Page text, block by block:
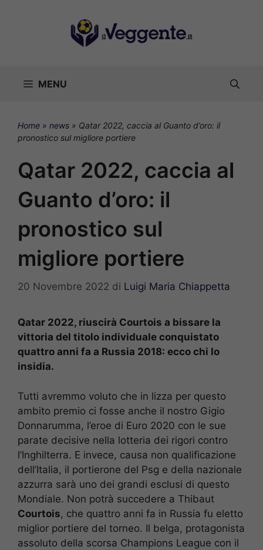
MENU
Home » news » Qatar 2022, caccia al Guanto d’oro: il
pronostico sul migliore portiere
Qatar 2022, caccia al
Guanto d’oro: il
pronostico sul
migliore portiere
20 Novembre 2022 di Luigi Maria Chiappetta
Qatar 2022, riuscirà Courtois a bissare la
vittoria del titolo individuale conquistato
quattro anni fa a Russia 2018: ecco chi lo
insidia.
Tutti avremmo voluto che in lizza per questo
ambito premio ci fosse anche il nostro Gigio
Donnarumma, l’eroe di Euro 2020 con le sue
parate decisive nella lotteria dei rigori contro
l’Inghilterra. E invece, causa non qualificazione
dell’Italia, il portierone del Psg e della nazionale
azzurra sarà uno dei grandi esclusi di questo
Mondiale. Non potrà succedere a Thibaut
Courtois, che quattro anni fa in Russia fu eletto
miglior portiere del torneo. Il belga, protagonista
assoluto della scorsa Champions League con il